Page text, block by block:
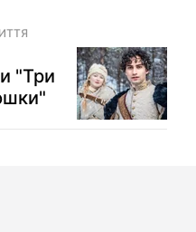
"Три